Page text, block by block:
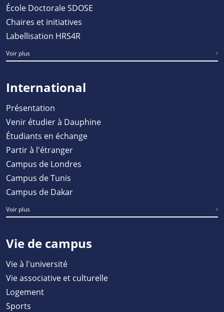
École Doctorale SDOSE
Chaires et initiatives
Labellisation HRS4R
Voir plus
International
Présentation
Venir étudier à Dauphine
Étudiants en échange
Partir à l'étranger
Campus de Londres
Campus de Tunis
Campus de Dakar
Voir plus
Vie de campus
Vie à l'université
Vie associative et culturelle
Logement
Sports